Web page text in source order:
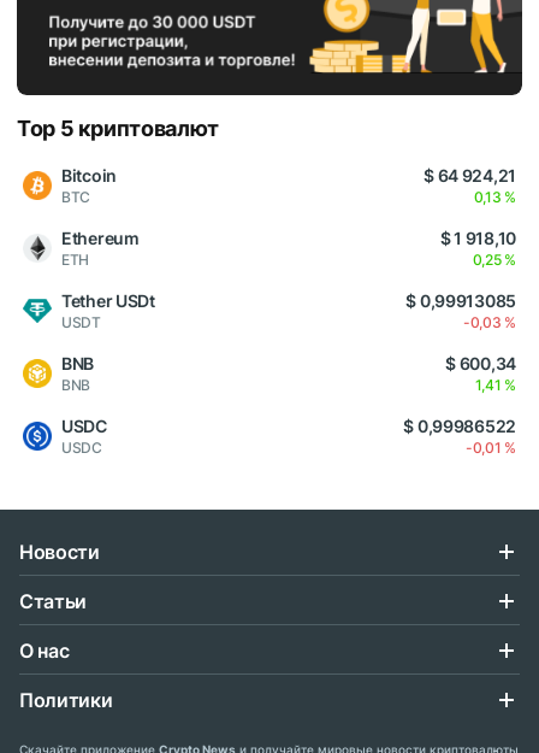
Top 5 криптовалют
Bitcoin
BTC
$ 64 924,21
0,13 %
Ethereum
ETH
$ 1 918,10
0,25 %
Tether USDt
USDT
$ 0,99913085
-0,03 %
BNB
BNB
$ 600,34
1,41 %
USDC
USDC
$ 0,99986522
-0,01 %
Новости
Статьи
О нас
Политики
Скачайте приложение Crypto News и получайте мировые новости криптовалюты